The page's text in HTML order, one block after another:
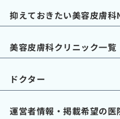
抑えておきたい美容皮膚科
美容皮膚科クリニック一覧
ドクター
運営者情報・掲載希望の医